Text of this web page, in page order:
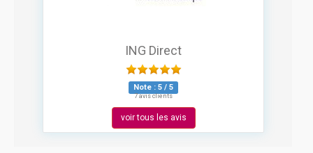
ING Direct
Note : 5 / 5
7 avis clients
voir tous les avis